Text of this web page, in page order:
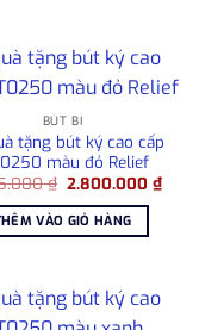
BÚT BI
tặng bút ký cao cấp
màu đỏ Relief
₫ Giá
là:
3.525.000 ₫.
2.800.000₫Giá
hiện
VÀO GIỎ HÀNG